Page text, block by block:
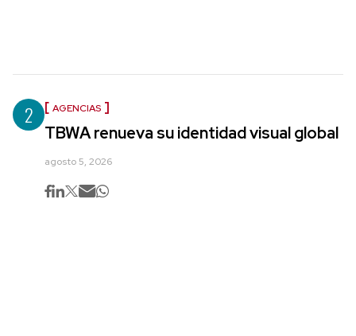
2 AGENCIAS
TBWA renueva su identidad visual global
agosto 5, 2026